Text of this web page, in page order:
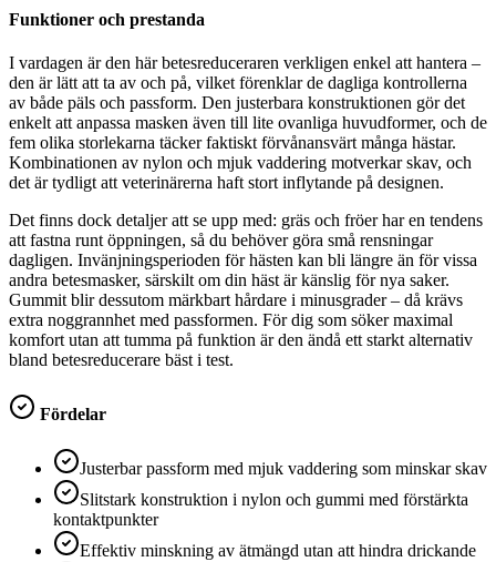
Funktioner och prestanda
I vardagen är den här betesreduceraren verkligen enkel att hantera –
den är lätt att ta av och på, vilket förenklar de dagliga kontrollerna
av både päls och passform. Den justerbara konstruktionen gör det
enkelt att anpassa masken även till lite ovanliga huvudformer, och de
fem olika storlekarna täcker faktiskt förvånansvärt många hästar.
Kombinationen av nylon och mjuk vaddering motverkar skav, och
det är tydligt att veterinärerna haft stort inflytande på designen.
Det finns dock detaljer att se upp med: gräs och fröer har en tendens
att fastna runt öppningen, så du behöver göra små rensningar
dagligen. Invänjningsperioden för hästen kan bli längre än för vissa
andra betesmasker, särskilt om din häst är känslig för nya saker.
Gummit blir dessutom märkbart hårdare i minusgrader – då krävs
extra noggrannhet med passformen. För dig som söker maximal
komfort utan att tumma på funktion är den ändå ett starkt alternativ
bland betesreducerare bäst i test.
Fördelar
Justerbar passform med mjuk vaddering som minskar skav
Slitstark konstruktion i nylon och gummi med förstärkta
kontaktpunkter
Effektiv minskning av ätmängd utan att hindra drickande